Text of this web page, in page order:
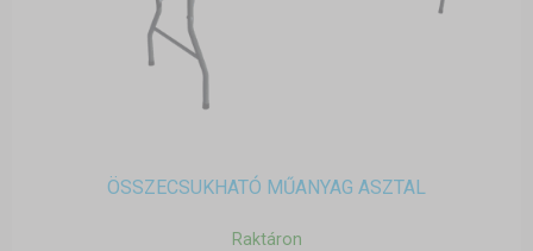
ÖSSZECSUKHATÓ MŰANYAG ASZTAL
Raktáron